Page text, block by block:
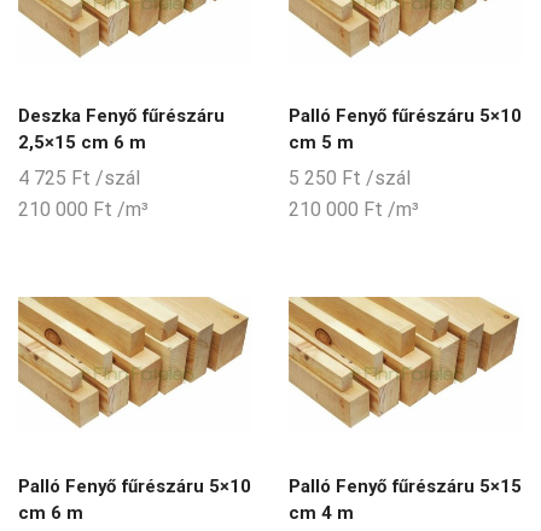
Deszka Fenyő fűrészáru
2,5×15 cm 6 m
4 725 Ft /szál
210 000 Ft /m³
Palló Fenyő fűrészáru 5×10
cm 5 m
5 250 Ft /szál
210 000 Ft /m³
Palló Fenyő fűrészáru 5×10
cm 6 m
Palló Fenyő fűrészáru 5×15
cm 4 m